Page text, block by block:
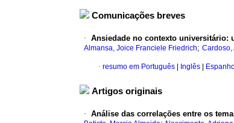
Comunicações breves
· Ansiedade no contexto universitário:
Almansa, Joice Franciele Friedrich; Cardoso,
· resumo em Português Inglês
Artigos originais
· Análise das correlações entre os